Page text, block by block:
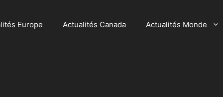
Europe Actualités Canada Actualités Monde